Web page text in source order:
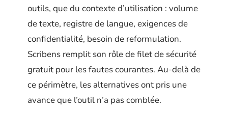
outils, que du contexte d’utilisation : volume
de texte, registre de langue, exigences de
confidentialité, besoin de reformulation.
Scribens remplit son rôle de filet de sécurité
gratuit pour les fautes courantes. Au-delà de
ce périmètre, les alternatives ont pris une
avance que l’outil n’a pas comblée.